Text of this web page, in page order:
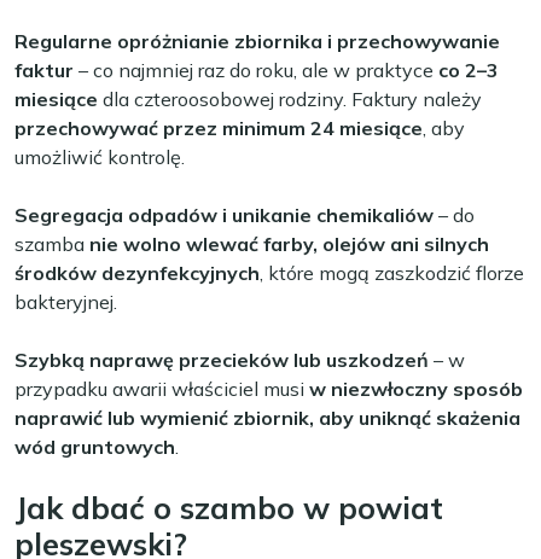
Regularne opróżnianie zbiornika i przechowywanie
faktur – co najmniej raz do roku, ale w praktyce co 2–3
miesiące dla czteroosobowej rodziny. Faktury należy
przechowywać przez minimum 24 miesiące, aby
umożliwić kontrolę.
Segregacja odpadów i unikanie chemikaliów – do
szamba nie wolno wlewać farby, olejów ani silnych
środków dezynfekcyjnych, które mogą zaszkodzić florze
bakteryjnej.
Szybką naprawę przecieków lub uszkodzeń – w
przypadku awarii właściciel musi w niezwłoczny sposób
naprawić lub wymienić zbiornik, aby uniknąć skażenia
wód gruntowych.
Jak dbać o szambo w powiat
pleszewski?